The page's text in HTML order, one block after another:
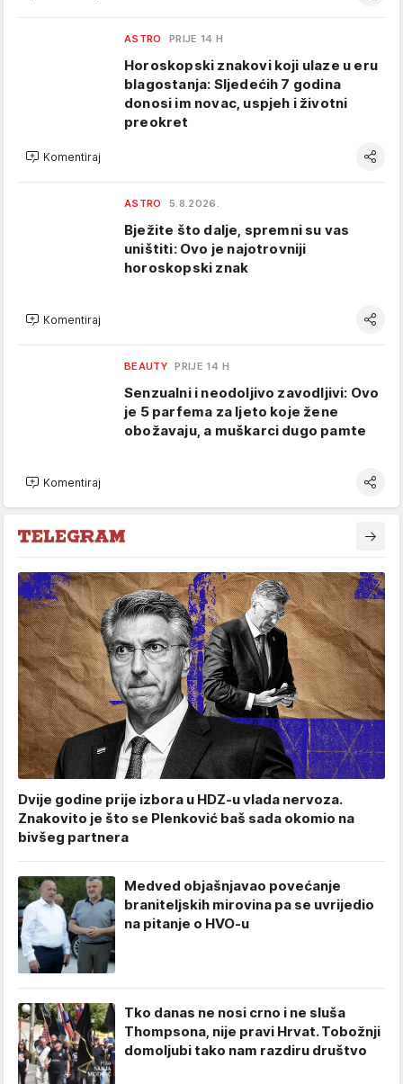
ASTRO PRIJE 14 H
Horoskopski znakovi koji ulaze u eru
blagostanja: Sljedećih 7 godina
donosi im novac, uspjeh i životni
preokret
Komentiraj
ASTRO 5.8.2026.
Bježite što dalje, spremni su vas
uništiti: Ovo je najotrovniji
horoskopski znak
Komentiraj
BEAUTY PRIJE 14 H
Senzualni i neodoljivo zavodljivi: Ovo
je 5 parfema za ljeto koje žene
obožavaju, a muškarci dugo pamte
Komentiraj
Dvije godine prije izbora u HDZ-u vlada nervoza.
Znakovito je što se Plenković baš sada okomio na
bivšeg partnera
Medved objašnjavao povećanje
braniteljskih mirovina pa se uvrijedio
na pitanje o HVO-u
Tko danas ne nosi crno i ne sluša
Thompsona, nije pravi Hrvat. Tobožnji
domoljubi tako nam razdiru društvo